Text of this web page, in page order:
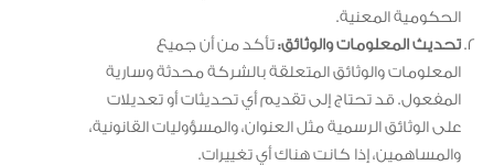
الحكومية المعنية.
تحديث المعلومات والوثائق:تأكد من أن جميع
المعلومات والوثائق المتعلقة بالشركة محدثة وسارية
المفعول. قد تحتاج إلى تقديم أي تحديثات أو تعديلات
على الوثائق الرسمية مثل العنوان، والمسؤوليات القانونية،
والمساهمين، إذا كانت هناك أي تغييرات.